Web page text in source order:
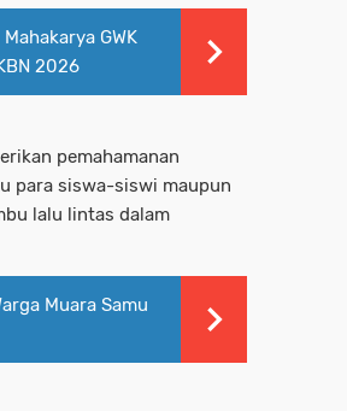
GWK
2026
pemahamanan
para siswa-siswi maupun
lalu lintas dalam
Muara Samu